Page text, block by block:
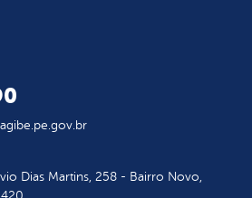
Dias Martins, 258 - Bairro Novo,